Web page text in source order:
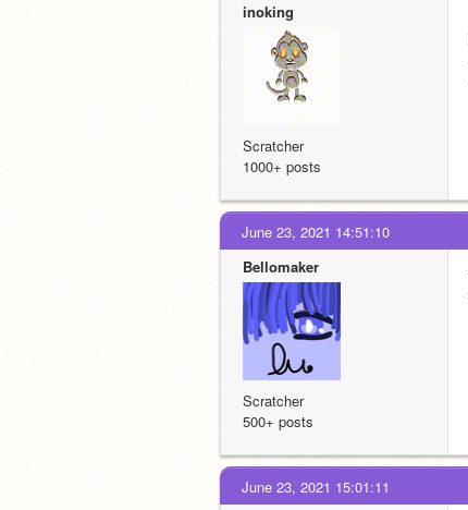
inoking
Scratcher
1000+ posts
June 23, 2021 14:51:10
Bellomaker
Scratcher
500+ posts
June 23, 2021 15:01:11